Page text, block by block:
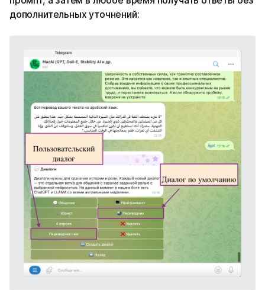
дополнительных уточнений: